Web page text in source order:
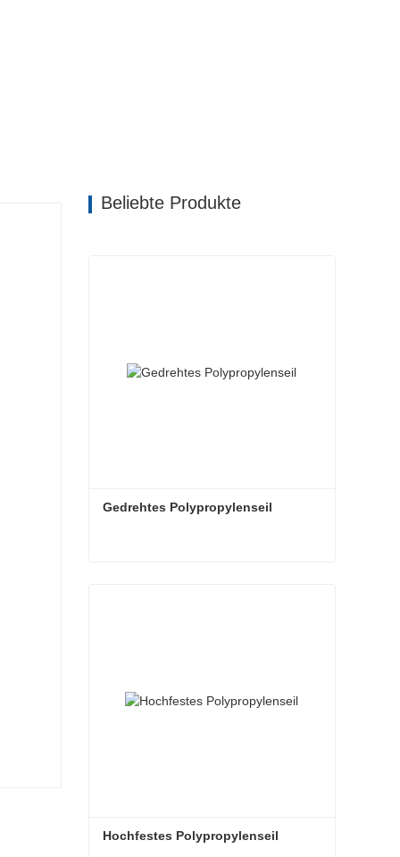
or well-known landscaping twine.
building twine, or marker string.
Beliebte Produkte
Gedrehtes Polypropylenseil
Hochfestes Polypropylenseil